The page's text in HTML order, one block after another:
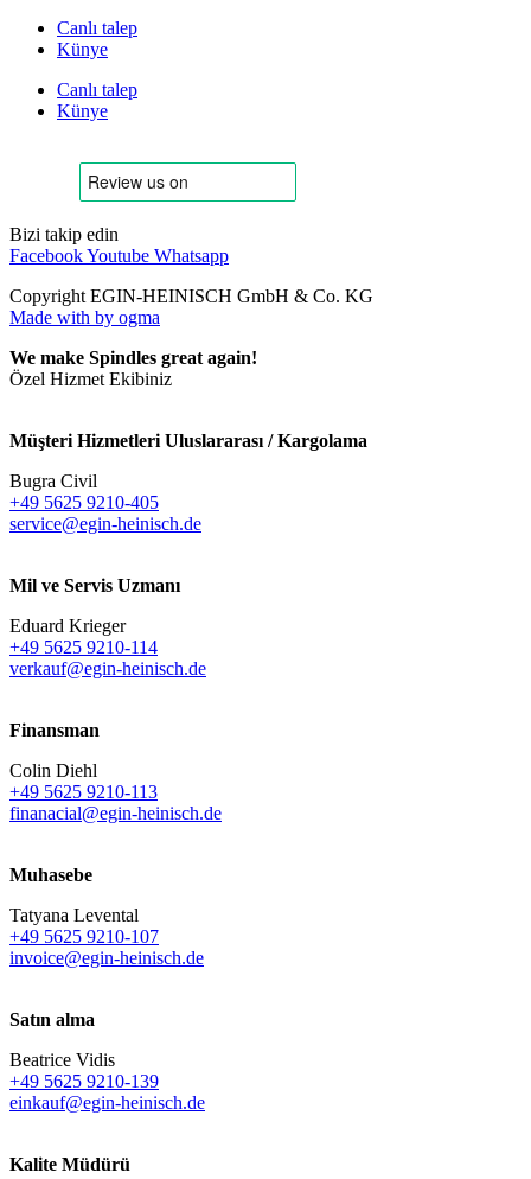
Canlı talep
Künye
Canlı talep
Künye
Bizi takip edin
FacebookYoutube Whatsapp
Copyright EGIN-HEINISCH GmbH & Co. KG
Made with by ogma
We make Spindles great again!
Özel Hizmet Ekibiniz
Müşteri Hizmetleri Uluslararası / Kargolama
Bugra Civil
+49 5625 9210-405
service@egin-heinisch.de
Mil ve Servis Uzmanı
Eduard Krieger
+49 5625 9210-114
verkauf@egin-heinisch.de
Finansman
Colin Diehl
+49 5625 9210-113
finanacial@egin-heinisch.de
Muhasebe
Tatyana Levental
+49 5625 9210-107
invoice@egin-heinisch.de
Satın alma
Beatrice Vidis
+49 5625 9210-139
einkauf@egin-heinisch.de
Kalite Müdürü